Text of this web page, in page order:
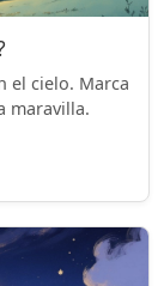
el cielo. Marca
maravilla.